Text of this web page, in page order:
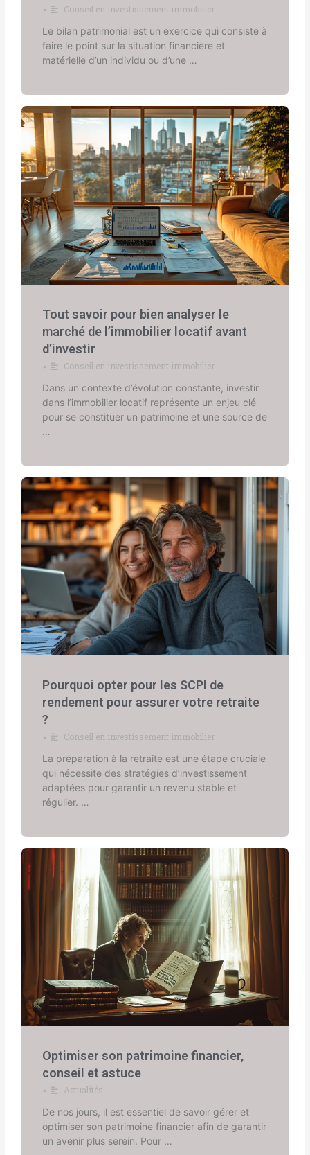
• Conseil en investissement immobilier
Le bilan patrimonial est un exercice qui consiste à
faire le point sur la situation financière et
matérielle d’un individu ou d’une …
Tout savoir pour bien analyser le
marché de l’immobilier locatif avant
d’investir
• Conseil en investissement immobilier
Dans un contexte d’évolution constante, investir
dans l’immobilier locatif représente un enjeu clé
pour se constituer un patrimoine et une source de
…
Pourquoi opter pour les SCPI de
rendement pour assurer votre retraite
?
• Conseil en investissement immobilier
La préparation à la retraite est une étape cruciale
qui nécessite des stratégies d’investissement
adaptées pour garantir un revenu stable et
régulier. …
Optimiser son patrimoine financier,
conseil et astuce
• Actualités
De nos jours, il est essentiel de savoir gérer et
optimiser son patrimoine financier afin de garantir
un avenir plus serein. Pour …